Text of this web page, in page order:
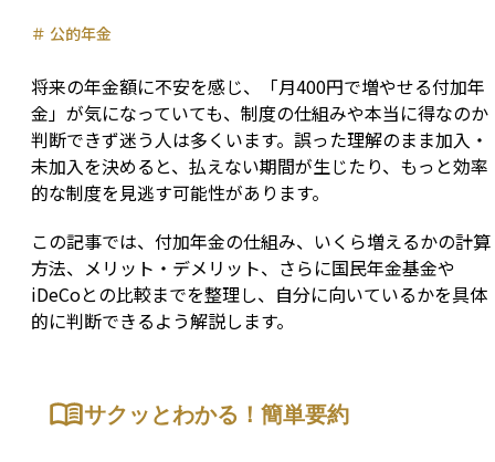
＃ 公的年金
将来の年金額に不安を感じ、「月400円で増やせる付加年
金」が気になっていても、制度の仕組みや本当に得なのか
判断できず迷う人は多くいます。誤った理解のまま加入・
未加入を決めると、払えない期間が生じたり、もっと効率
的な制度を見逃す可能性があります。
この記事では、付加年金の仕組み、いくら増えるかの計算
方法、メリット・デメリット、さらに国民年金基金や
iDeCoとの比較までを整理し、自分に向いているかを具体
的に判断できるよう解説します。
サクッとわかる！簡単要約